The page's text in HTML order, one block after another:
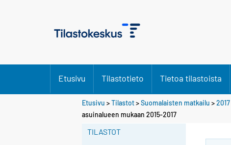
Etusivu Tilastotieto Tietoa tilastoista
Etusivu >Tilastot>Suomalaisten matkailu >2017
asuinalueen mukaan 2015-2017
TILASTOT